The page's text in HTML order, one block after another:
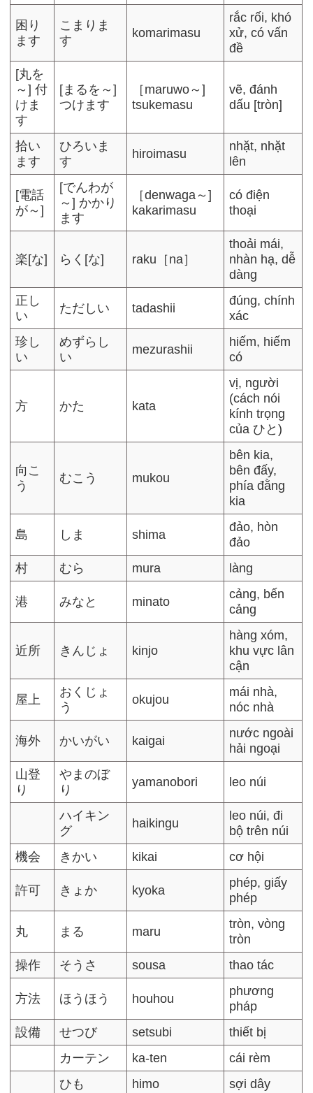
困り
ます
こまりま
す
komarimasu
rắc rối, khó
xử, có vấn
đề
[丸を
～] 付
けま
す
[まるを～]
つけます
［maruwo～]
tsukemasu
vẽ, đánh
dấu [tròn]
拾い
ます
ひろいま
す
hiroimasu
nhặt, nhặt
lên
[電話
が～]
[でんわが
～] かかり
ます
［denwaga～]
kakarimasu
có điện
thoại
楽[な] らく[な] raku［na］
thoải mái,
nhàn hạ, dễ
dàng
正し
い
ただしい tadashii
đúng, chính
xác
珍し
い
めずらし
い
mezurashii
hiếm, hiếm
có
方 かた kata
vị, người
(cách nói
kính trọng
của ひと)
向こ
う
むこう mukou
bên kia,
bên đấy,
phía đằng
kia
島 しま shima
đảo, hòn
đảo
村
むら mura làng
港 みなと minato
cảng, bến
cảng
近所 きんじょ kinjo
hàng xóm,
khu vực lân
cận
屋上
おくじょ
う
okujou
mái nhà,
nóc nhà
海外 かいがい kaigai
nước ngoài
hải ngoại
山登
り
やまのぼ
り
yamanobori leo núi
ハイキン
グ
haikingu
leo núi, đi
bộ trên núi
機会
きかい kikai cơ hội
許可 きょか kyoka
phép, giấy
phép
丸 まる maru
tròn, vòng
tròn
操作
そうさ sousa thao tác
方法 ほうほう houhou
phương
pháp
設備
せつび setsubi
thiết bị
カーテン
ka-ten
cái rèm
ひも
himo sợi dây